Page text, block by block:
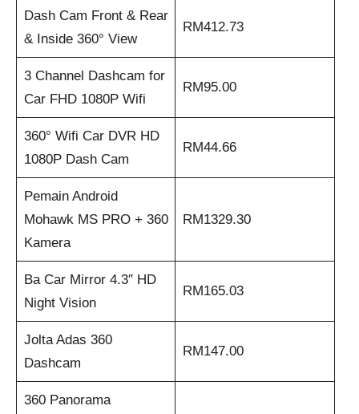
Dash Cam Front & Rear
& Inside 360° View
RM412.73
3 Channel Dashcam for
Car FHD 1080P Wifi
RM95.00
360° Wifi Car DVR HD
1080P Dash Cam
RM44.66
Pemain Android
Mohawk MS PRO + 360
Kamera
RM1329.30
Ba Car Mirror 4.3″ HD
Night Vision
RM165.03
Jolta Adas 360
Dashcam
RM147.00
360 Panorama